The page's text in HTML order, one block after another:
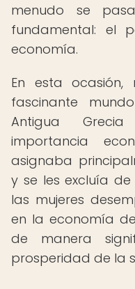
menudo se
fundamental: el
economía.
En esta ocasión,
fascinante
Antigua
importancia
asignaba
y se les excluía
las mujeres
en la economía
de manera
prosperidad de la